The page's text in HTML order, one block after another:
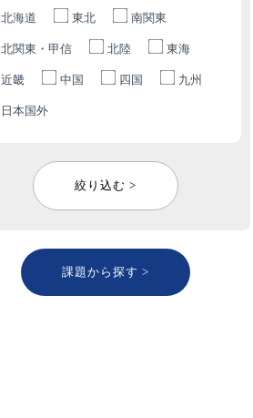
北海道 東北 南関東
北関東・甲信 北陸 東海
近畿 中国 四国 九州
日本国外
絞り込む >
課題から探す >